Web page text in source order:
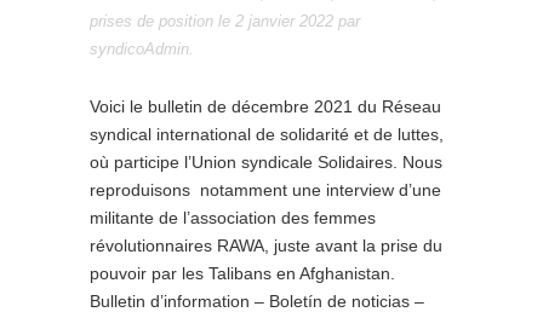
prises de position le 2 janvier 2022 par
syndicoAdmin.
Voici le bulletin de décembre 2021 du Réseau
syndical international de solidarité et de luttes,
où participe l’Union syndicale Solidaires. Nous
reproduisons notamment une interview d’une
militante de l’association des femmes
révolutionnaires RAWA, juste avant la prise du
pouvoir par les Talibans en Afghanistan.
Bulletin d’information – Boletín de noticias –